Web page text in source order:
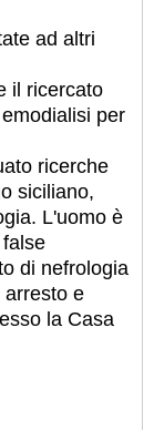
ad altri
il ricercato
per
ricerche
siciliano,
L'uomo è
di nefrologia
arresto e
la Casa